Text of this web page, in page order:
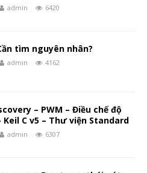
admin 6420
tìm nguyên nhân?
admin 4162
– PWM – Điều chế độ
C v5 – Thư viện Standard
admin 6307